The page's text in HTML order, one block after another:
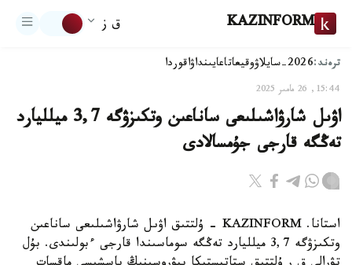
KAZINFORM ق ز
ترەند:2026-سايلاۋ وقيعاتاعايىنداۋاقوردا
15:44, 26 مامىر 2025
اۋىل شارۋاشىلىعى ساناعىن وتكىزۋگە 3,7 ميلليارد
تەڭگە قارجى جۇمسالادى
استانا. KAZINFORM - ۇلتتىق اۋىل شارۋاشىلىعى ساناعىن
وتكىزۋگە 3,7 ميلليارد تەڭگە سوماسىندا قارجى ءبولىندى. بۇل